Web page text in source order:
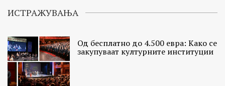
ИСТРАЖУВАЊА
Од бесплатно до 4.500 евра: Како се
закупуваат културните институции